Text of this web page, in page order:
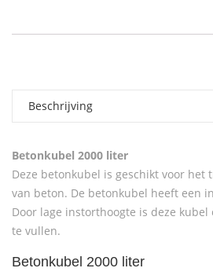
Beschrijving
Betonkubel 2000 liter
Deze betonkubel is geschikt voor
van beton. De betonkubel heeft een
Door lage instorthoogte is deze
te vullen.
Betonkubel 2000 liter